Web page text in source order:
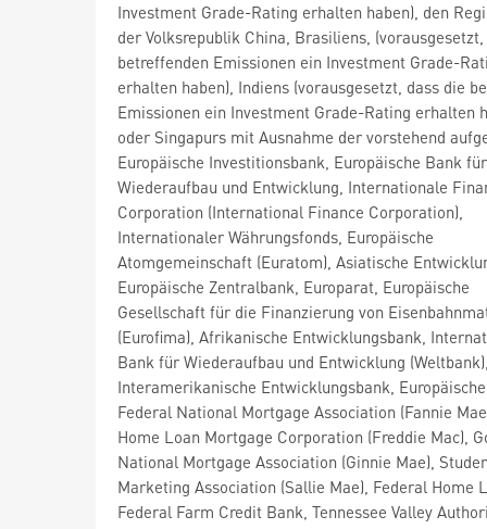
Investment Grade-Rating erhalten haben), den
der Volksrepublik China, Brasiliens,
betreffenden Emissionen ein Investment Grade-
erhalten haben), Indiens (vorausgesetzt, dass die
Emissionen ein Investment Grade-Rating erhalten
oder Singapurs mit Ausnahme der vorstehend
Europäische Investitionsbank, Europäische Bank für
Wiederaufbau und Entwicklung, Internationale
Corporation (International Finance Corporation),
Internationaler Währungsfonds, Europäische
Atomgemeinschaft (Euratom), Asiatische
Europäische Zentralbank, Europarat, Europäische
Gesellschaft für die Finanzierung von
(Eurofima), Afrikanische Entwicklungsbank,
Bank für Wiederaufbau und Entwicklung
Interamerikanische Entwicklungsbank,
Federal National Mortgage Association (Fannie
Home Loan Mortgage Corporation (Freddie Mac),
National Mortgage Association (Ginnie Mae),
Marketing Association (Sallie Mae), Federal Home
Federal Farm Credit Bank, Tennessee Valley